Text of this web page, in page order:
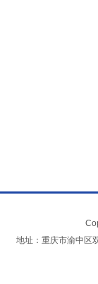
地址：重庆市渝中区